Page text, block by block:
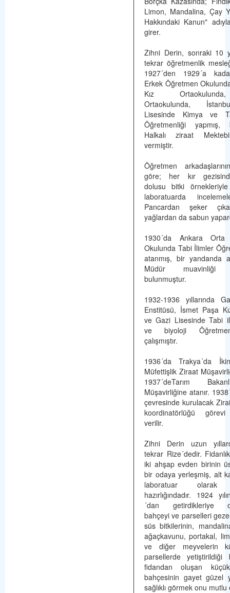
Limon, Mandalina, Çay
Hakkındaki Kanun"
girer.
Zihni Derin, sonraki 10
tekrar öğretmenlik
1927´den 1929´a
Erkek Öğretmen
Kız
Ortaokulunda,
Lisesinde Kimya ve
Öğretmenliği
Halkalı ziraat
vermiştir.
Öğretmen
göre; her kır
dolusu bitki
laboratuarda
Pancardan şeker
yağlardan da sabun
1930´da Ankara Orta
Okulunda Tabi İlimler
atanmış, bir yandanda
Müdür muavinliği
bulunmuştur.
1932-1936 yıllarında
Enstitüsü, İsmet Paşa
ve Gazi Lisesinde Tabi
ve biyoloji
çalışmıştır.
1936´da Trakya´da
Müfettişlik Ziraat
1937´deTarım
Müşavirliğine atanır.
çevresinde kurulacak Zirai
koordinatörlüğü
verilir.
Zihni Derin uzun
tekrar Rize´dedir.
iki ahşap evden birinin
bir odaya yerleşmiş, alt
laboratuar olarak
hazırlığındadır. 1924
´dan getirdikleriye
bahçeyi ve parselleri
süs bitkilerinin,
ağaçkavunu, portakal,
ve diğer meyvelerin
parsellerde yetiştirildiği
fidandan oluşan
bahçesinin gayet güzel
sağlıklı görmek onu